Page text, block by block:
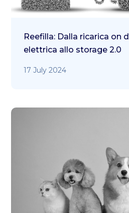
Reefilla: Dalla ricarica on
elettrica allo storage 2.0
17 July 2024